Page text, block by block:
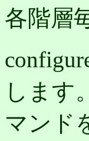
各階層
します
マンド